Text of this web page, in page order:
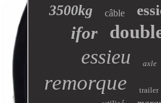
3500kg câble
ifor
essieu axle
remorque trailer